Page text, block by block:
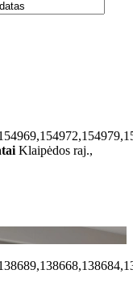
Klaipėdos raj.,